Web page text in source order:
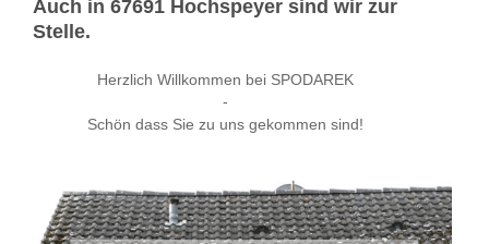
Auch in 67691 Hochspeyer sind wir zur
Stelle.
Herzlich Willkommen bei SPODAREK
-
Schön dass Sie zu uns gekommen sind!